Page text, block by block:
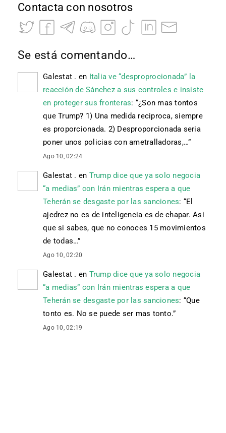
Contacta con nosotros
Se está comentando…
Galestat . en Italia ve “desproprocionada” la
reacción de Sánchez a sus controles e insiste
en proteger sus fronteras: “¿Son mas tontos
que Trump? 1) Una medida reciproca, siempre
es proporcionada. 2) Desproporcionada seria
poner unos policias con ametralladoras,…”
Ago 10, 02:24
Galestat . en Trump dice que ya solo negocia
“a medias” con Irán mientras espera a que
Teherán se desgaste por las sanciones: “El
ajedrez no es de inteligencia es de chapar. Asi
que si sabes, que no conoces 15 movimientos
de todas…”
Ago 10, 02:20
Galestat . en Trump dice que ya solo negocia
“a medias” con Irán mientras espera a que
Teherán se desgaste por las sanciones: “Que
tonto es. No se puede ser mas tonto.”
Ago 10, 02:19